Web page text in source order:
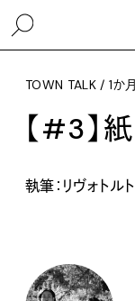
TOWN TALK / 1か
【#3】
執筆：リヴォトル